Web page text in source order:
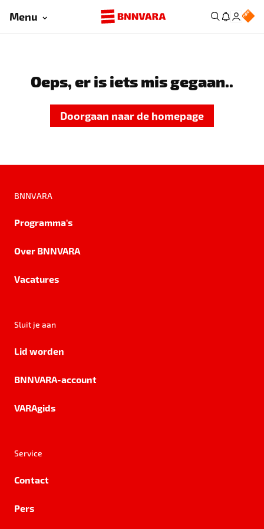
Menu
Oeps, er is iets mis gegaan..
Doorgaan naar de homepage
BNNVARA
Programma's
Over BNNVARA
Vacatures
Sluit je aan
Lid worden
BNNVARA-account
VARAgids
Service
Contact
Pers